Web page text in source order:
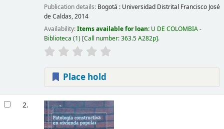
Publication details: Bogotá : Universidad Distrital Francisco José
de Caldas,2014
Availability:Items available for loan: U DE COLOMBIA -
Biblioteca (1) Call number:363.5 A282p .
Place hold
2.